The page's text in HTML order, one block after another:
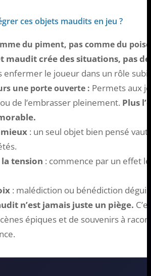
ces objets maudits en jeu ?
du piment, pas comme du
maudit crée des situations, pas
enfermer le joueur dans un rôle subi.
une porte ouverte : Permets aux
de l’embrasser pleinement. Plus
mieux : un seul objet bien pensé
tension : commence par un effet
: malédiction ou bénédiction
n’est jamais juste un piège.
épiques et de souvenirs à